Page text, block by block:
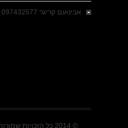
אבינועם קריגר 097432577
© 2014 כל הזכויות שמורות.